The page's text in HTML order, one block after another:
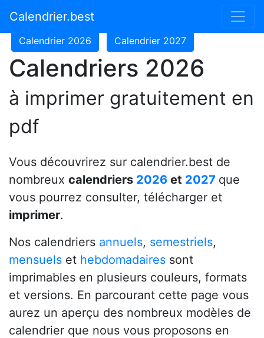
Calendrier.best
Calendrier 2024
Calendrier 2026 Calendrier 2027
Calendriers 2026
à imprimer gratuitement en
pdf
Vous découvrirez sur calendrier.best de
nombreux calendriers 2026 et 2027 que
vous pourrez consulter, télécharger et
imprimer.
Nos calendriers annuels, semestriels,
mensuels et hebdomadaires sont
imprimables en plusieurs couleurs, formats
et versions. En parcourant cette page vous
aurez un aperçu des nombreux modèles de
calendrier que nous vous proposons en